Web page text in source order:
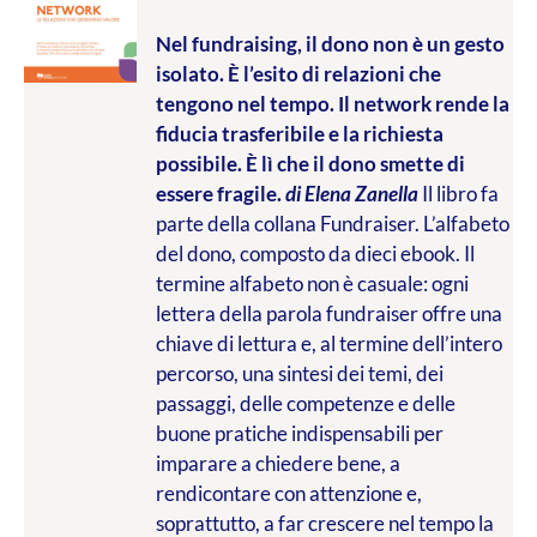
Nel fundraising, il dono non è un gesto
isolato. È l’esito di relazioni che
tengono nel tempo. Il network rende la
fiducia trasferibile e la richiesta
possibile. È lì che il dono smette di
essere fragile.di Elena ZanellaIl libro fa
parte della collana Fundraiser. L’alfabeto
del dono, composto da dieci ebook. Il
termine alfabeto non è casuale: ogni
lettera della parola fundraiser offre una
chiave di lettura e, al termine dell’intero
percorso, una sintesi dei temi, dei
passaggi, delle competenze e delle
buone pratiche indispensabili per
imparare a chiedere bene, a
rendicontare con attenzione e,
soprattutto, a far crescere nel tempo la